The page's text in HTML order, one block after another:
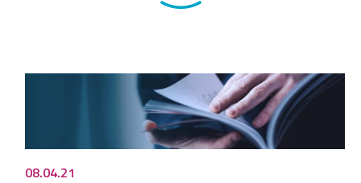
08.04.21